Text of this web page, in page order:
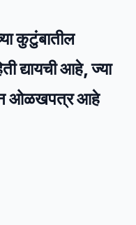
कुटुंबातील
द्यायची आहे, ज्या
ओळखपत्र आहे